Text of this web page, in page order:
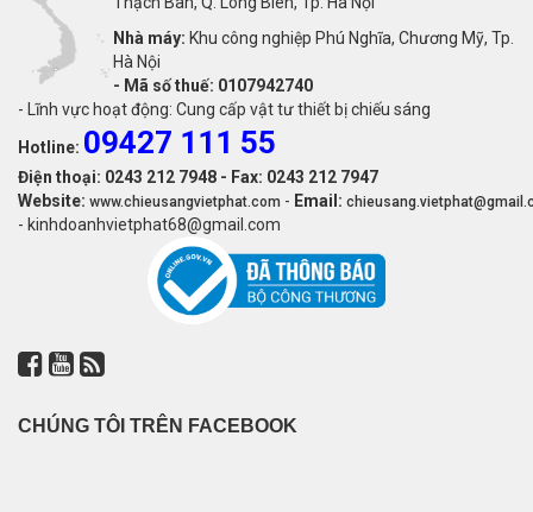
Nhà máy: Khu công nghiệp Phú Nghĩa, Chương Mỹ, Tp.
Hà Nội
- Mã số thuế: 0107942740
- Lĩnh vực hoạt động: Cung cấp vật tư thiết bị chiếu sáng
Hotline: 09427 111 55
Điện thoại: 0243 212 7948 - Fax: 0243 212 7947
Website: www.chieusangvietphat.com - Email:
- kinhdoanhvietphat68@gmail.com
CHÚNG TÔI TRÊN FACEBOOK